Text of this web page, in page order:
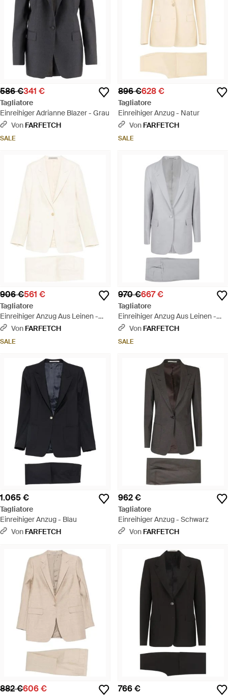
586 €341 €
Tagliatore
Einreihiger Adrianne Blazer - Grau
Von FARFETCH
SALE
896 €628 €
Tagliatore
Einreihiger Anzug - Natur
Von FARFETCH
SALE
906 €561 €
Tagliatore
Einreihiger Anzug Aus Leinen -
WeißVon FARFETCH
SALE
970 €667 €
Tagliatore
Einreihiger Anzug Aus Leinen -
GrauVon FARFETCH
SALE
1.065 €
Tagliatore
Einreihiger Anzug - Blau
Von FARFETCH
962 €
Tagliatore
Einreihiger Anzug - Schwarz
Von FARFETCH
882 €606 € 766 €